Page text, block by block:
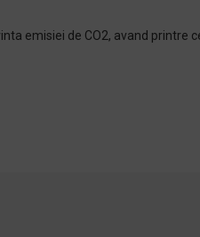
emisiei de CO2, avand printre